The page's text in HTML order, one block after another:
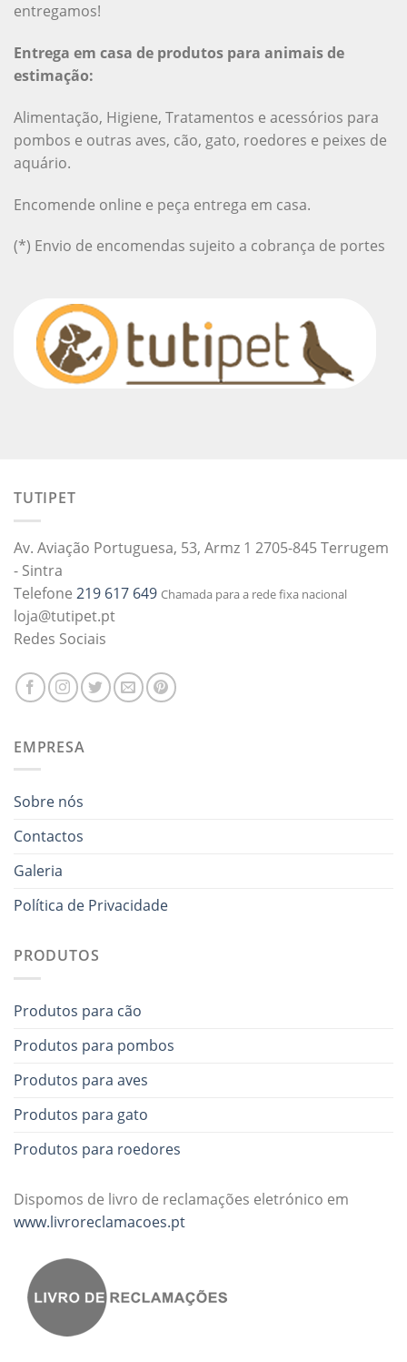
entregamos!
Entrega em casa de produtos para animais de
estimação:
Alimentação, Higiene, Tratamentos e acessórios para
pombos e outras aves, cão, gato, roedores e peixes de
aquário.
Encomende online e peça entrega em casa.
(*) Envio de encomendas sujeito a cobrança de portes
TUTIPET
Av. Aviação Portuguesa, 53, Armz 1 2705-845 Terrugem
- Sintra
Telefone 219 617 649 Chamada para a rede fixa nacional
loja@tutipet.pt
Redes Sociais
EMPRESA
Sobre nós
Contactos
Galeria
Política de Privacidade
PRODUTOS
Produtos para cão
Produtos para pombos
Produtos para aves
Produtos para gato
Produtos para roedores
Dispomos de livro de reclamações eletrónico em
www.livroreclamacoes.pt